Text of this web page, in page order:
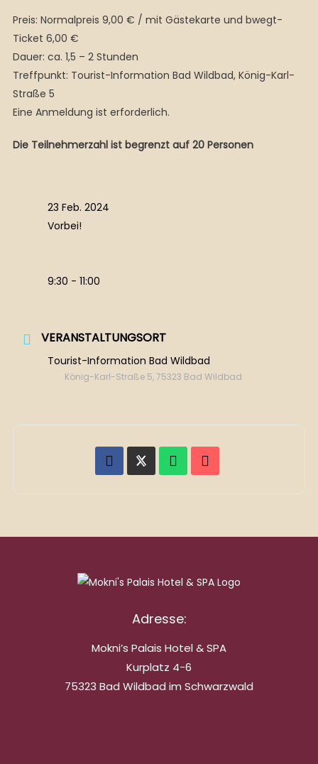
Preis: Normalpreis 9,00 € / mit Gästekarte und bwegt-
Ticket 6,00 €
Dauer: ca. 1,5 – 2 Stunden
Treffpunkt: Tourist-Information Bad Wildbad, König-Karl-
Straße 5
Eine Anmeldung ist erforderlich.
Die Teilnehmerzahl ist begrenzt auf 20 Personen
23 Feb. 2024
Vorbei!
9:30 - 11:00
VERANSTALTUNGSORT
Tourist-Information Bad Wildbad
König-Karl-Straße 5, 75323 Bad Wildbad
Adresse:
Mokni’s Palais Hotel & SPA
Kurplatz 4-6
75323 Bad Wildbad im Schwarzwald